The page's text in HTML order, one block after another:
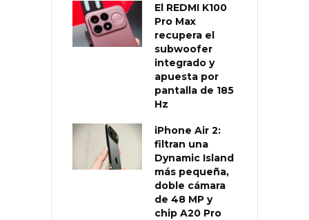
El REDMI K100
Pro Max
recupera el
subwoofer
integrado y
apuesta por
pantalla de 185
Hz
iPhone Air 2:
filtran una
Dynamic Island
más pequeña,
doble cámara
de 48 MP y
chip A20 Pro